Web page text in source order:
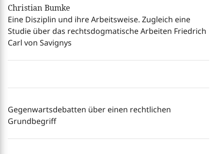
Christian Bumke
Eine Disziplin und ihre Arbeitsweise. Zugleich eine
Studie über das rechtsdogmatische Arbeiten Friedrich
Carl von Savignys
Gegenwartsdebatten über einen rechtlichen
Grundbegriff